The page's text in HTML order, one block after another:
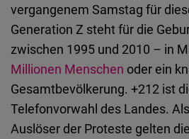
vergangenem Samstag für
Generation Z steht für die
zwischen 1995 und 2010 – in
Millionen Menschen oder ein
Gesamtbevölkerung. +212 ist
Telefonvorwahl des Landes.
Auslöser der Proteste gelten